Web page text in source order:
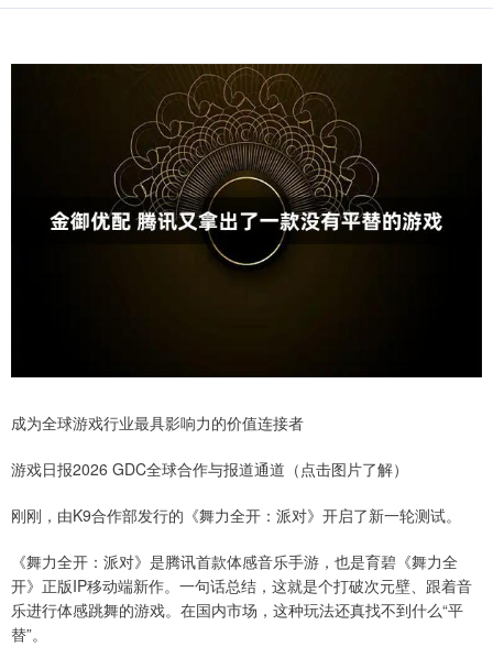
成为全球游戏行业最具影响力的价值连接者
游戏日报2026 GDC全球合作与报道通道（点击图片了解）
刚刚，由K9合作部发行的《舞力全开：派对》开启了新一轮测试。
《舞力全开：派对》是腾讯首款体感音乐手游，也是育碧《舞力全
开》正版IP移动端新作。一句话总结，这就是个打破次元壁、跟着音
乐进行体感跳舞的游戏。在国内市场，这种玩法还真找不到什么“平
替”。